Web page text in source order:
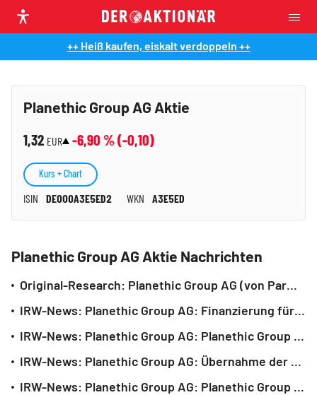
++ Heiß kaufen, eiskalt verdoppeln ++
Planethic Group AG Aktie
1,32 EUR -6,90 % (-0,10)
ISIN DE000A3E5ED2 WKN A3E5ED
Kurs + Chart
Planethic Group AG Aktie Nachrichten
Original-Research: Planethic Group AG (von Parmantier & Cie. GmbH): Buy
IRW-News: Planethic Group AG: Finanzierung für Mililk®-Produktionsanlage in den USA erfolgreich abgeschlossen
IRW-News: Planethic Group AG: Planethic Group sichert sich Mindestabnahme für US-Produktion durch seinen strategischen Partner Jindilli Beverages
IRW-News: Planethic Group AG: Übernahme der CHECK Direkt GmbH
IRW-News: Planethic Group AG: Planethic Group schärft Wachstumsstrategie: Erfolgreicher Serienunternehmer und Großaktionär Sascha Voigt wird CEO